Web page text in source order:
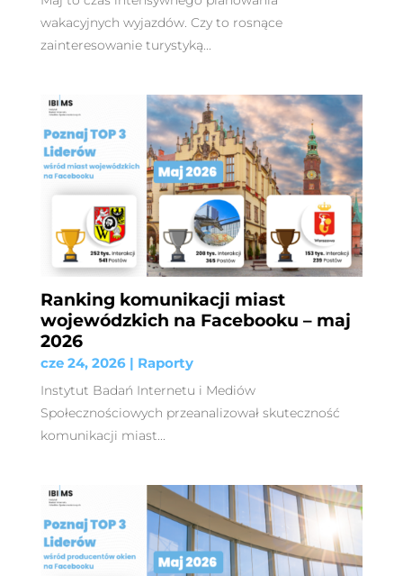
wakacyjnych wyjazdów. Czy to rosnące
zainteresowanie turystyką...
Ranking komunikacji miast
wojewódzkich na Facebooku – maj
2026
cze 24, 2026| Raporty
Instytut Badań Internetu i Mediów
Społecznościowych przeanalizował skuteczność
komunikacji miast...